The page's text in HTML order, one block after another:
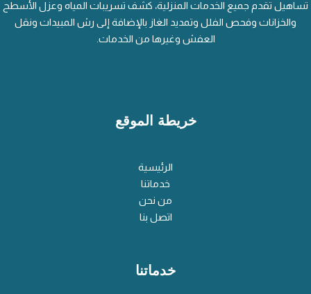
تساهيل تقدم جميع الخدمات المنزلية، كشف تسريبات المياه وعزل الأسطح
والخزانات وفحص الفلل وتمديد الغاز بالإضافة إلى رش المبيدات ونقل
العفش وغيرها من الخدمات.
خريطة الموقع
الرئيسية
خدماتنا
من نحن
اتصل بنا
خدماتنا